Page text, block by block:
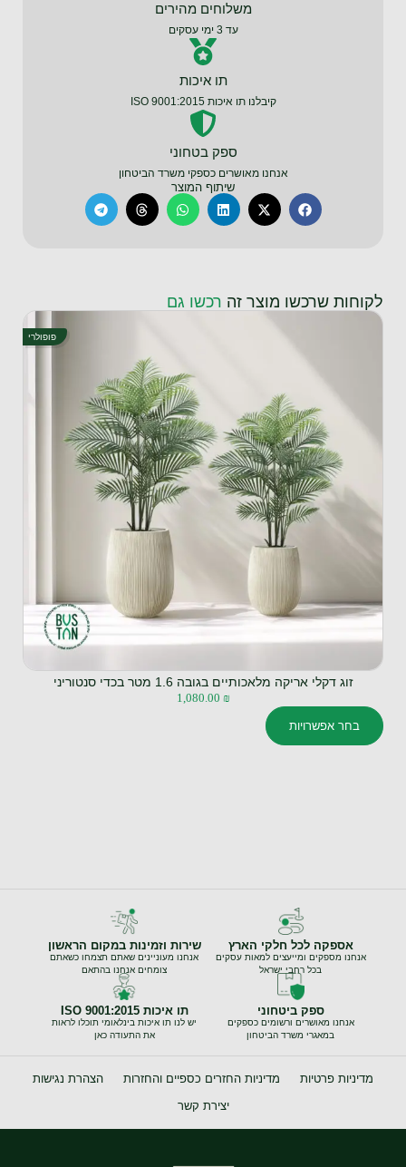
משלוחים מהירים
עד 3 ימי עסקים
תו איכות
קיבלנו תו איכות ISO 9001:2015
ספק בטחוני
אנחנו מאושרים כספקי משרד הביטחון
שיתוף המוצר
לקוחות שרכשו מוצר זה רכשו גם
זוג דקלי אריקה מלאכותיים בגובה 1.6 מטר בכדי סנטוריני
1,080.00 ₪
בחר אפשרויות
פופולרי
אספקה לכל חלקי הארץ
אנחנו מספקים ומייעצים למאות עסקים
בכל רחבי ישראל
שירות וזמינות במקום הראשון
אנחנו מעוניינים שאתם תצמחו כשאתם
צומחים אנחנו בהתאם
ספק ביטחוני
אנחנו מאושרים ורשומים כספקים
במאגרי משרד הביטחון
תו איכות ISO 9001:2015
יש לנו תו איכות בינלאומי תוכלו לראות
את התעודה כאן
מדיניות פרטיות מדיניות החזרים כספיים והחזרות
הצהרת נגישות
יצירת קשר